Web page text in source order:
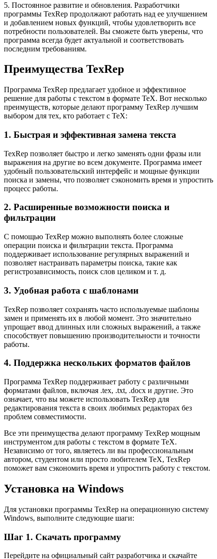
5. Постоянное развитие и обновления. Разработчики
программы TexRep продолжают работать над ее улучшением
и добавлением новых функций, чтобы удовлетворить все
потребности пользователей. Вы сможете быть уверены, что
программа всегда будет актуальной и соответствовать
последним требованиям.
Преимущества TexRep
Программа TexRep предлагает удобное и эффективное
решение для работы с текстом в формате TeX. Вот несколько
преимуществ, которые делают программу TexRep лучшим
выбором для тех, кто работает с TeX:
1. Быстрая и эффективная замена текста
TexRep позволяет быстро и легко заменять одни фразы или
выражения на другие во всем документе. Программа имеет
удобный пользовательский интерфейс и мощные функции
поиска и замены, что позволяет сэкономить время и упростить
процесс работы.
2. Расширенные возможности поиска и
фильтрации
С помощью TexRep можно выполнять более сложные
операции поиска и фильтрации текста. Программа
поддерживает использование регулярных выражений и
позволяет настраивать параметры поиска, такие как
регистрозависимость, поиск слов целиком и т. д.
3. Удобная работа с шаблонами
TexRep позволяет сохранять часто используемые шаблоны
замен и применять их в любой момент. Это значительно
упрощает ввод длинных или сложных выражений, а также
способствует повышению производительности и точности
работы.
4. Поддержка нескольких форматов файлов
Программа TexRep поддерживает работу с различными
форматами файлов, включая .tex, .txt, .docx и другие. Это
означает, что вы можете использовать TexRep для
редактирования текста в своих любимых редакторах без
проблем совместимости.
Все эти преимущества делают программу TexRep мощным
инструментом для работы с текстом в формате TeX.
Независимо от того, являетесь ли вы профессиональным
автором, студентом или просто любителем TeX, TexRep
поможет вам сэкономить время и упростить работу с текстом.
Установка на Windows
Для установки программы TexRep на операционную систему
Windows, выполните следующие шаги:
Шаг 1. Скачать программу
Перейдите на официальный сайт разработчика и скачайте